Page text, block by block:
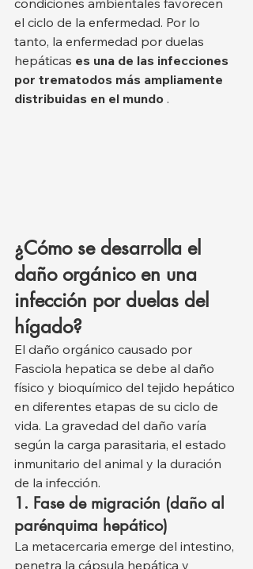
el ciclo de la enfermedad. Por lo
tanto, la enfermedad por duelas
hepáticas es una de las infecciones
por trematodos más ampliamente
distribuidas en el mundo .
¿Cómo se desarrolla el
daño orgánico en una
infección por duelas del
hígado?
El daño orgánico causado por
Fasciola hepatica se debe al daño
físico y bioquímico del tejido hepático
en diferentes etapas de su ciclo de
vida. La gravedad del daño varía
según la carga parasitaria, el estado
inmunitario del animal y la duración
de la infección.
1. Fase de migración (daño al
parénquima hepático)
La metacercaria emerge del intestino,
penetra la cápsula hepática y